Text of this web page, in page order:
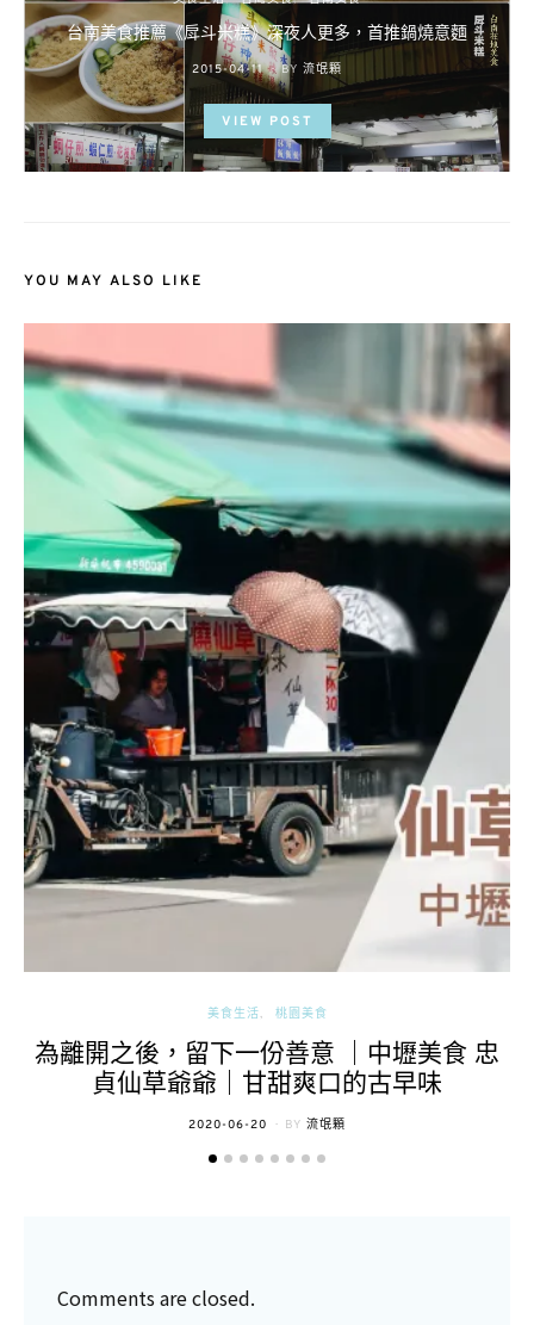
台南美食推薦《戽斗米糕》深夜人更多，首推鍋燒意麵
POSTED
2015-04-11 BY 流氓顆
VIEW POST
YOU MAY ALSO LIKE
美食生活 桃園美食
為離開之後，留下一份善意 ｜中壢美食 忠
貞仙草爺爺｜甘甜爽口的古早味
POSTED
2020-06-20 BY 流氓顆
Comments are closed.